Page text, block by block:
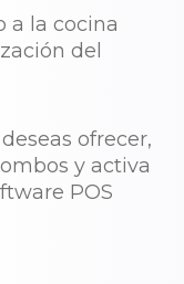
a la cocina
del
ofrecer,
y activa
POS